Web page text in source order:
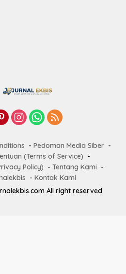
Pedoman Media Siber
(Terms of Service)
Policy)
Tentang Kami
Kontak Kami
All right reserved